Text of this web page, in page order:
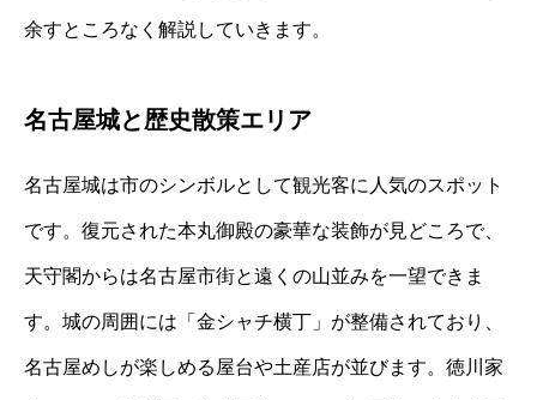
余すところなく解説していきます。
名古屋城と歴史散策エリア
名古屋城は市のシンボルとして観光客に人気のスポット
です。復元された本丸御殿の豪華な装飾が見どころで、
天守閣からは名古屋市街と遠くの山並みを一望できま
す。城の周囲には「金シャチ横丁」が整備されており、
名古屋めしが楽しめる屋台や土産店が並びます。徳川家